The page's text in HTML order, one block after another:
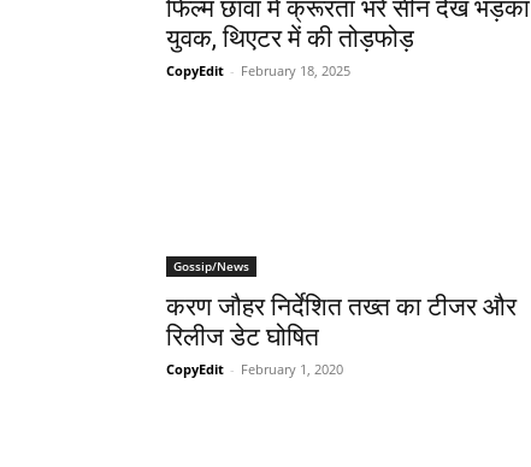
फिल्म छावा में क्रूरता भरे सीन देख भड़का
युवक, थिएटर में की तोड़फोड़
CopyEdit - February 18, 2025
Gossip/News
करण जौहर निर्देशित तख्‍त का टीजर और
रिलीज डेट घोषित
CopyEdit - February 1, 2020